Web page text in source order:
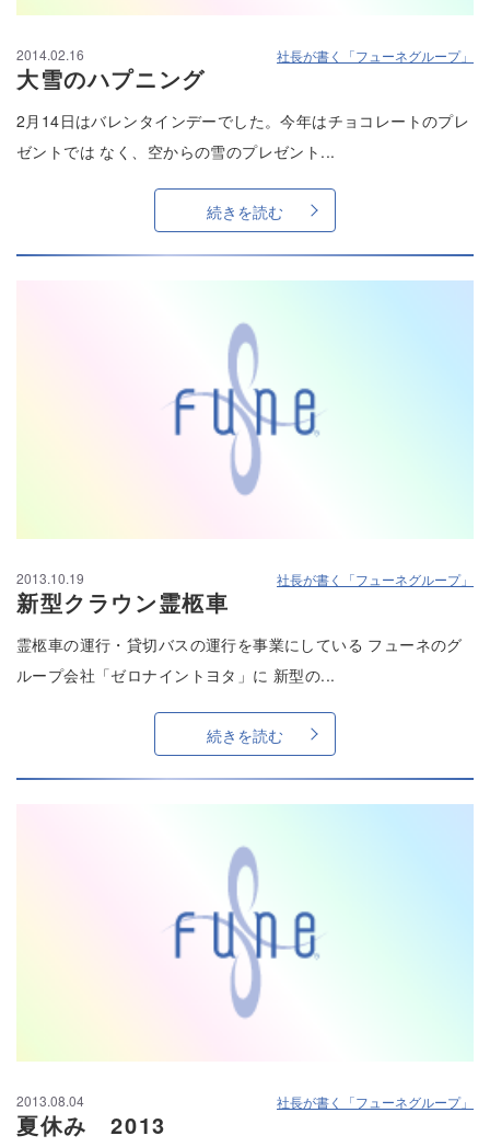
2014.02.16 社長が書く「フューネグループ」
大雪のハプニング
2月14日はバレンタインデーでした。今年はチョコレートのプレ
ゼントでは なく、空からの雪のプレゼント...
続きを読む
2013.10.19 社長が書く「フューネグループ」
新型クラウン霊柩車
霊柩車の運行・貸切バスの運行を事業にしている フューネのグ
ループ会社「ゼロナイントヨタ」に 新型の...
続きを読む
2013.08.04 社長が書く「フューネグループ」
夏休み 2013